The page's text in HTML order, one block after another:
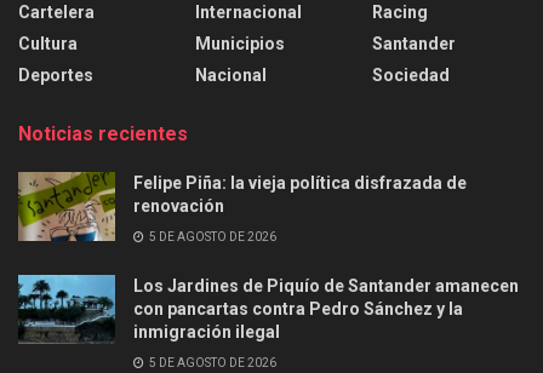
Cartelera
Cultura
Deportes
Internacional
Municipios
Nacional
Racing
Santander
Sociedad
Noticias recientes
Felipe Piña: la vieja política disfrazada de
renovación
5 DE AGOSTO DE 2026
Los Jardines de Piquío de Santander amanecen
con pancartas contra Pedro Sánchez y la
inmigración ilegal
5 DE AGOSTO DE 2026